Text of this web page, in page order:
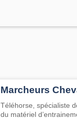
Marcheurs
Téléhorse, spécialiste
du matériel